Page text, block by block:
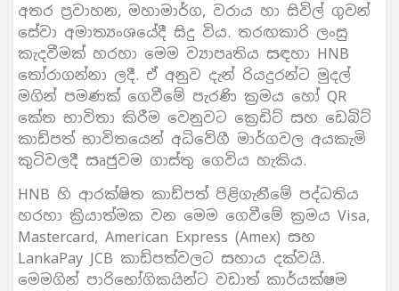
අතර ප්‍රවාහන, මහාමාර්ග, වරාය හා සිවිල් ගුවන්
සේවා අමාත්‍යංශයේදී සිදු විය. තරඟකාරි ලංසු
කැදවීමක් හරහා මෙම ව්‍යාපෘතිය සඳහා HNB
තෝරාගන්නා ලදී. ඒ අනුව දැන් රියදුරන්ට මුදල්
මගින් පමණක් ගෙවීමේ පැරණි ක්‍රමය හෝ QR
කේත භාවිතා කිරීම වෙනුවට ක්‍රෙඩිට් සහ ඩෙබිට්
කාඩ්පත් භාවිතයෙන් අධිවේගී මාර්ගවල අයකැමි
කුටිවලදී සෘජුවම ගාස්තු ගෙවිය හැකිය.
HNB හි ආරක්ෂිත කාඩ්පත් පිළිගැනීමේ පද්ධතිය
හරහා ක්‍රියාත්මක වන මෙම ගෙවීමේ ක්‍රමය Visa,
Mastercard, American Express (Amex) සහ
LankaPay JCB කාඩ්පත්වලට සහාය දක්වයි.
මෙමගින් පාරිභෝගිකයින්ට වඩාත් කාර්යක්ෂම